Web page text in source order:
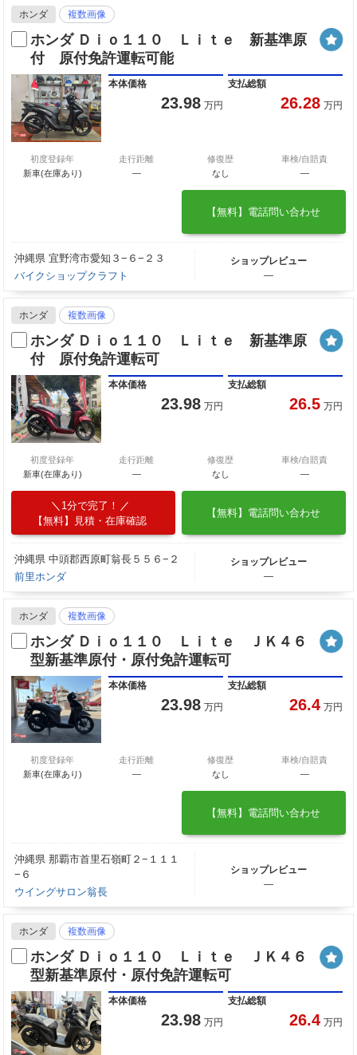
ホンダ 複数画像
ホンダ Ｄｉｏ１１０ Ｌｉｔｅ 新基準原
付 原付免許運転可能
本体価格
23.98 万円
支払総額
26.28 万円
初度登録年
新車(在庫あり)
走行距離
―
修復歴
なし
車検/自賠責
―
【無料】電話問い合わせ
沖縄県 宜野湾市愛知３−６−２３
バイクショップクラフト
ショップレビュー
―
ホンダ 複数画像
ホンダ Ｄｉｏ１１０ Ｌｉｔｅ 新基準原
付 原付免許運転可
本体価格
23.98 万円
支払総額
26.5 万円
初度登録年
新車(在庫あり)
走行距離
―
修復歴
なし
車検/自賠責
―
1分で完了！
【無料】見積・在庫確認
【無料】電話問い合わせ
沖縄県 中頭郡西原町翁長５５６−２
前里ホンダ
ショップレビュー
―
ホンダ 複数画像
ホンダ Ｄｉｏ１１０ Ｌｉｔｅ ＪＫ４６
型新基準原付・原付免許運転可
本体価格
23.98 万円
支払総額
26.4 万円
初度登録年
新車(在庫あり)
走行距離
―
修復歴
なし
車検/自賠責
―
【無料】電話問い合わせ
沖縄県 那覇市首里石嶺町２−１１１
−６
ウイングサロン翁長
ショップレビュー
―
ホンダ 複数画像
ホンダ Ｄｉｏ１１０ Ｌｉｔｅ ＪＫ４６
型新基準原付・原付免許運転可
本体価格
23.98 万円
支払総額
26.4 万円